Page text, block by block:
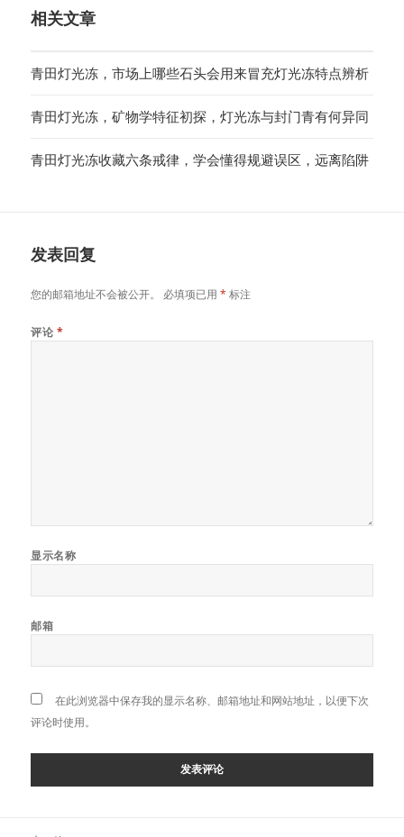
相关文章
青田灯光冻，市场上哪些石头会用来冒充灯光冻特点辨析
青田灯光冻，矿物学特征初探，灯光冻与封门青有何异同
青田灯光冻收藏六条戒律，学会懂得规避误区，远离陷阱
发表回复
您的邮箱地址不会被公开。 必填项已用* 标注
评论 *
显示名称
邮箱
在此浏览器中保存我的显示名称、邮箱地址和网站地址，以便下次
评论时使用。